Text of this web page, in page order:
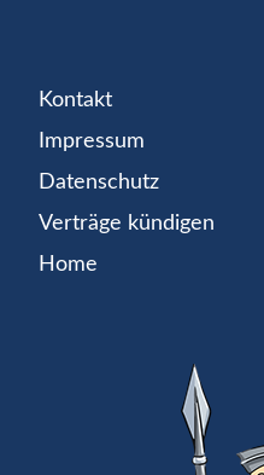
Kontakt
Impressum
Datenschutz
Verträge kündigen
Home